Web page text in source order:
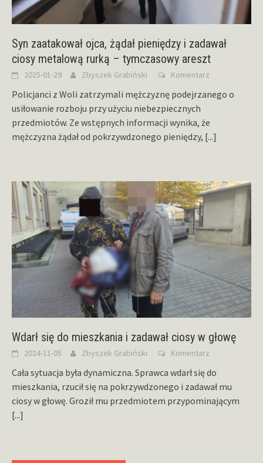
Syn zaatakował ojca, żądał pieniędzy i zadawał
ciosy metalową rurką – tymczasowy areszt
2025-01-29 Zbyszek Grabiński Komentarz
Policjanci z Woli zatrzymali mężczyznę podejrzanego o
usiłowanie rozboju przy użyciu niebezpiecznych
przedmiotów. Ze wstępnych informacji wynika, że
mężczyzna żądał od pokrzywdzonego pieniędzy, [...]
Wdarł się do mieszkania i zadawał ciosy w głowę
2024-11-05 Zbyszek Grabiński Komentarz
Cała sytuacja była dynamiczna. Sprawca wdarł się do
mieszkania, rzucił się na pokrzywdzonego i zadawał mu
ciosy w głowę. Groził mu przedmiotem przypominającym
[...]